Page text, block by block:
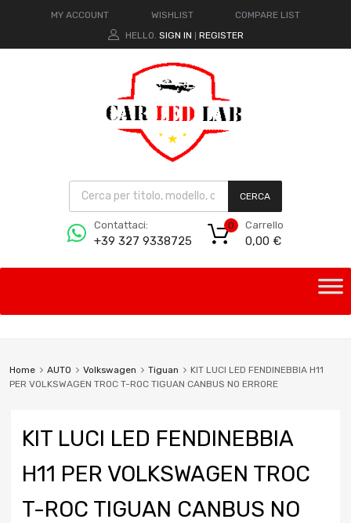
MY ACCOUNT WISHLIST
COMPARE LIST
HELLO. SIGN IN REGISTER
CERCA
Contattaci:
+39 327 9338725
Carrello
0,00 €
0
Home AUTO Volkswagen Tiguan
KIT LUCI LED FENDINEBBIA H11
PER VOLKSWAGEN TROC T-ROC TIGUAN CANBUS NO ERRORE
KIT LUCI LED FENDINEBBIA
H11 PER VOLKSWAGEN TROC
T-ROC TIGUAN CANBUS NO